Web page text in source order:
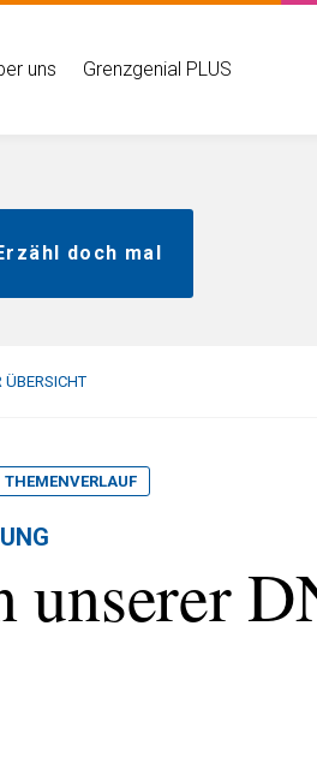
uns Grenzgenial PLUS
doch mal
ÜBERSICHT
THEMENVERLAUF
unserer